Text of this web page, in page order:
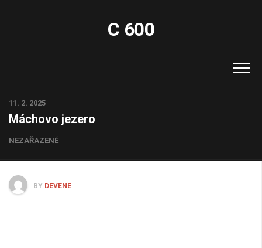
C 600
11. 2. 2025
Máchovo jezero
NEZAŘAZENÉ
BY DEVENE